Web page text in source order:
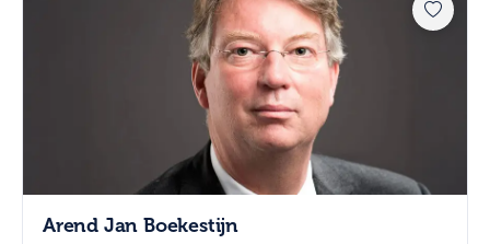
Arend Jan Boekestijn